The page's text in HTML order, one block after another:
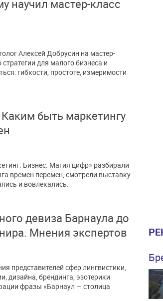
научил мастер-класс
Алексей Добрусин на мастер-
для малого бизнеса и
гибкости, простоте, измеримости
быть маркетингу
Бизнес. Магия цифр» разбирали
времен перемен, смотрели выставку
и вовлекались.
девиза Барнаула до
Мнения экспертов
представителей сфер лингвистики,
дизайна, брендинга, эзотерики
фразы «Барнаул — столица